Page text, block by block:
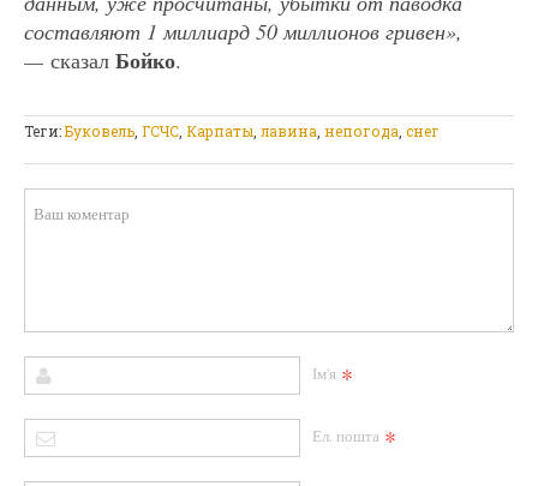
составляют 1 миллиард 50 миллионов гривен»,
— сказал Бойко.
Теги:Буковель ГСЧС Карпаты лавина непогода снег
Ім'я *
Ел. пошта *